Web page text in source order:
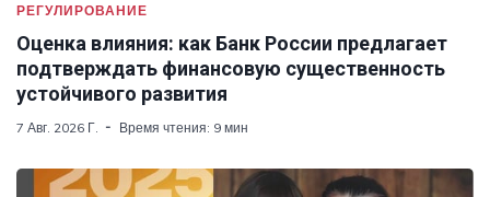
РЕГУЛИРОВАНИЕ
Оценка влияния: как Банк России предлагает
подтверждать финансовую существенность
устойчивого развития
7 Авг. 2026 Г. Время чтения: 9 мин